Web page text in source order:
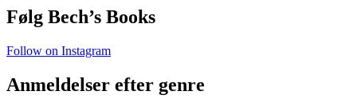
Følg Bech’s Books
Follow on Instagram
Anmeldelser efter genre